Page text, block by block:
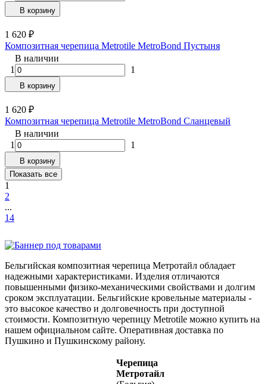
В корзину
1 620 ₽
Композитная черепица Metrotile MetroBond Пустыня
В наличии
1
1
В корзину
1 620 ₽
Композитная черепица Metrotile MetroBond Сланцевый
В наличии
1
1
В корзину
Показать все
1
2
...
14
Бельгийская композитная черепица Метротайл обладает
надежными характеристиками. Изделия отличаются
повышенными физико-механическими свойствами и долгим
сроком эксплуатации. Бельгийские кровельные материалы -
это высокое качество и долговечность при доступной
стоимости. Композитную черепицу Metrotile можно купить на
нашем официальном сайте. Оперативная доставка по
Пушкино и Пушкинскому району.
Черепица
Метротайл